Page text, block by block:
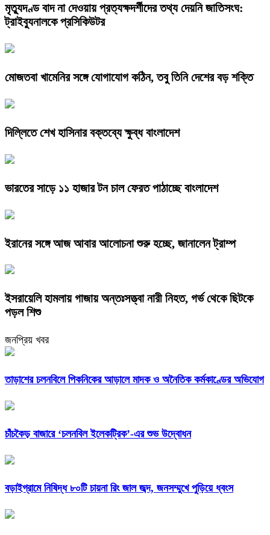
মৃত্যুদণ্ড বাদ না দেওয়ায় প্রত্যক্ষদর্শীদের তথ্য দেয়নি জাতিসংঘ:
ট্রাইব্যুনালকে প্রসিকিউটর
মোজতবা খামেনির সঙ্গে যোগাযোগ কঠিন, তবু তিনি দেশের বড় শক্তি
দিল্লিতে শেখ হাসিনার বক্তব্যে ক্ষুব্ধ বাংলাদেশ
ভারতের সাড়ে ১১ হাজার টন চাল ফেরত পাঠাচ্ছে বাংলাদেশ
ইরানের সঙ্গে আজ আবার আলোচনা শুরু হচ্ছে, জানালেন ট্রাম্প
ইসরায়েলি হামলায় গাজায় অন্তঃসত্ত্বা নারী নিহত, গর্ভ থেকে ছিটকে
পড়ল শিশু
জনপ্রিয় খবর
তাড়াশের চলনবিলে পিকনিকের আড়ালে মাদক ও অনৈতিক কর্মকাণ্ডের অভিযোগ
চাঁচকৈড় বাজারে ‘চলনবিল ইলেকট্রিক’-এর শুভ উদ্বোধন
বড়াইগ্রামে নিষিদ্ধ ৮০টি চায়না রিং জাল জব্দ, জনসম্মুখে পুড়িয়ে ধ্বংস